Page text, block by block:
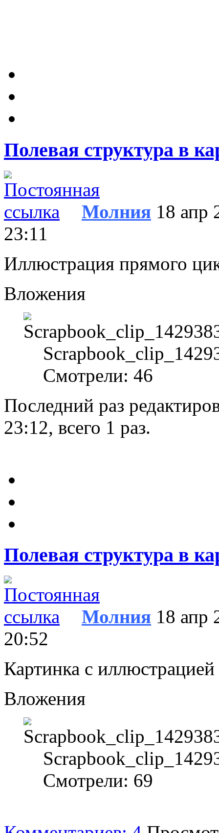
Полевая структура в
Молния 18 апр
23:11
Иллюстрация прямого
Вложения
Смотрели: 46
Последний раз
23:12, всего 1 раз.
Полевая структура в
Молния 18 апр
20:52
Картинка с
Вложения
Смотрели: 69